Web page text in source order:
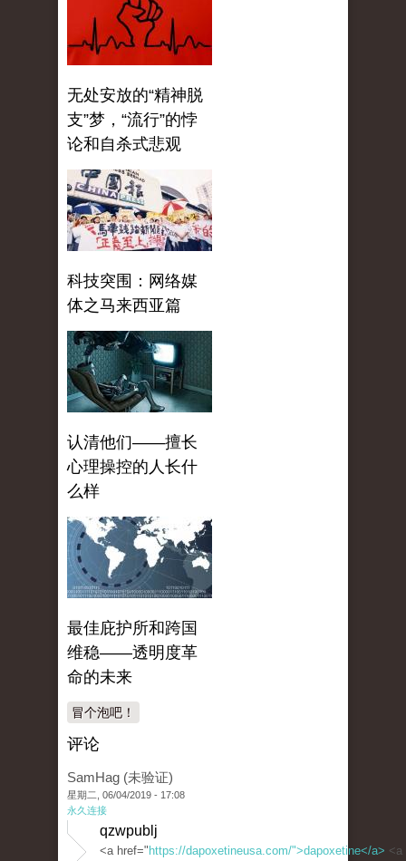
无处安放的“精神脱
支”梦，“流行”的悖
论和自杀式悲观
科技突围：网络媒
体之马来西亚篇
认清他们——擅长
心理操控的人长什
么样
最佳庇护所和跨国
维稳——透明度革
命的未来
冒个泡吧！
评论
SamHag (未验证)
星期二, 06/04/2019 - 17:08
永久连接
qzwpublj
<a href=" https://dapoxetineusa.com/">dapoxetine</a> <a